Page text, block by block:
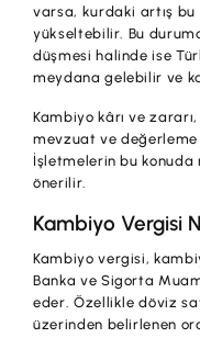
varsa, kurdaki artış bu
yükseltebilir. Bu
düşmesi halinde ise
meydana gelebilir ve
Kambiyo kârı ve
mevzuat ve
İşletmelerin bu konuda
önerilir.
Kambiyo Vergisi
Kambiyo vergisi,
Banka ve Sigorta
eder. Özellikle döviz
üzerinden belirlenen